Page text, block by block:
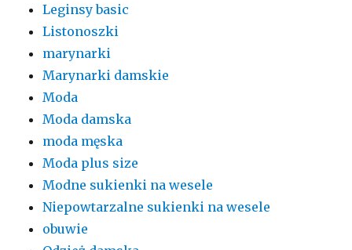
Leginsy basic
Listonoszki
marynarki
Marynarki damskie
Moda
Moda damska
moda męska
Moda plus size
Modne sukienki na wesele
Niepowtarzalne sukienki na wesele
obuwie